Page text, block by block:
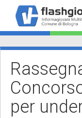
contenuto
principale
per